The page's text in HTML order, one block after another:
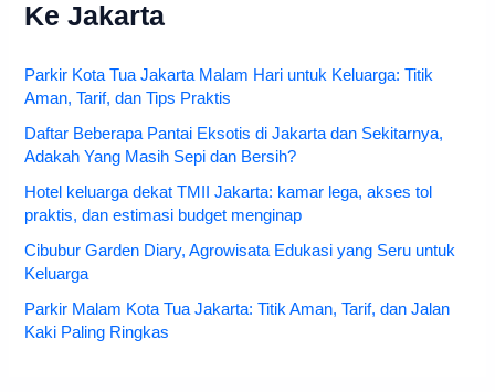
Ke Jakarta
Parkir Kota Tua Jakarta Malam Hari untuk Keluarga: Titik
Aman, Tarif, dan Tips Praktis
Daftar Beberapa Pantai Eksotis di Jakarta dan Sekitarnya,
Adakah Yang Masih Sepi dan Bersih?
Hotel keluarga dekat TMII Jakarta: kamar lega, akses tol
praktis, dan estimasi budget menginap
Cibubur Garden Diary, Agrowisata Edukasi yang Seru untuk
Keluarga
Parkir Malam Kota Tua Jakarta: Titik Aman, Tarif, dan Jalan
Kaki Paling Ringkas